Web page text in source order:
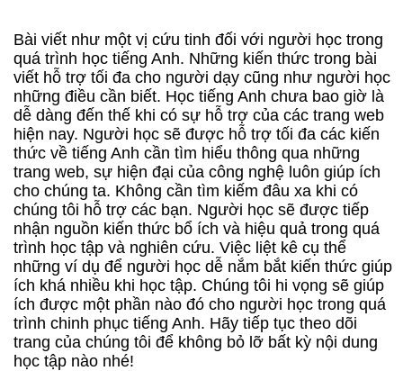
Bài viết như một vị cứu tinh đối với người học trong
quá trình học tiếng Anh. Những kiến thức trong bài
viết hỗ trợ tối đa cho người dạy cũng như người học
những điều cần biết. Học tiếng Anh chưa bao giờ là
dễ dàng đến thế khi có sự hỗ trợ của các trang web
hiện nay. Người học sẽ được hỗ trợ tối đa các kiến
thức về tiếng Anh cần tìm hiểu thông qua những
trang web, sự hiện đại của công nghệ luôn giúp ích
cho chúng ta. Không cần tìm kiếm đâu xa khi có
chúng tôi hỗ trợ các bạn. Người học sẽ được tiếp
nhận nguồn kiến thức bổ ích và hiệu quả trong quá
trình học tập và nghiên cứu. Việc liệt kê cụ thể
những ví dụ để người học dễ nắm bắt kiến thức giúp
ích khá nhiều khi học tập. Chúng tôi hi vọng sẽ giúp
ích được một phần nào đó cho người học trong quá
trình chinh phục tiếng Anh. Hãy tiếp tục theo dõi
trang của chúng tôi để không bỏ lỡ bất kỳ nội dung
học tập nào nhé!